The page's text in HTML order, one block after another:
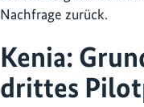
Nachfrage zurück.
Kenia:
drittes